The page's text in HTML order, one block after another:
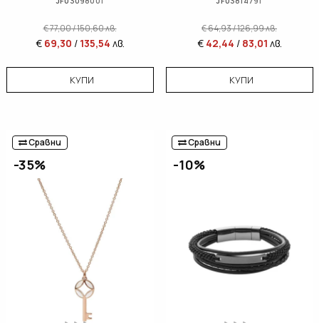
€77,00/150,60лв.
€ 69,30 / 135,54 лв.
КУПИ
€64,93/126,99лв.
€ 42,44 / 83,01 лв.
КУПИ
Сравни
-35%
Сравни
-10%